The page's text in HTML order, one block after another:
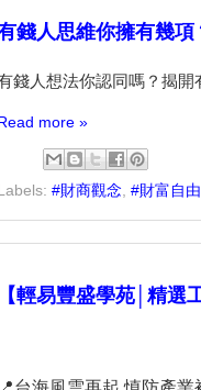
錢人思維你擁有幾項
錢人想法你認同嗎？揭開
more »
#財商觀念 #財富自由
【輕易豐盛學苑│精選